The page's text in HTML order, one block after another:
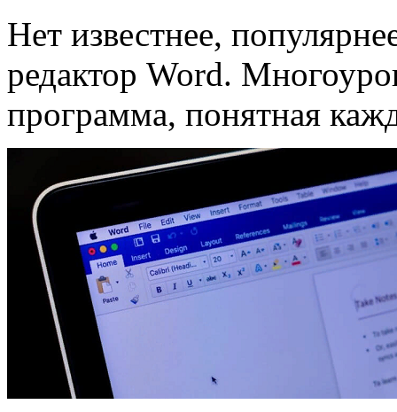
Нет известнее,
редактор Word.
программа, понятная